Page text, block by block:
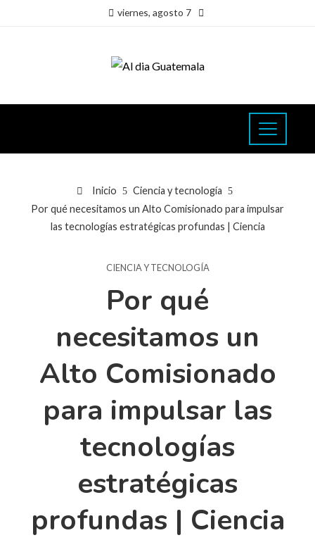
viernes, agosto 7
Inicio
Ciencia y tecnología
Por qué necesitamos un Alto Comisionado para impulsar
las tecnologías estratégicas profundas | Ciencia
CIENCIA Y TECNOLOGÍA
Por qué
necesitamos un
Alto Comisionado
para impulsar las
tecnologías
estratégicas
profundas | Ciencia